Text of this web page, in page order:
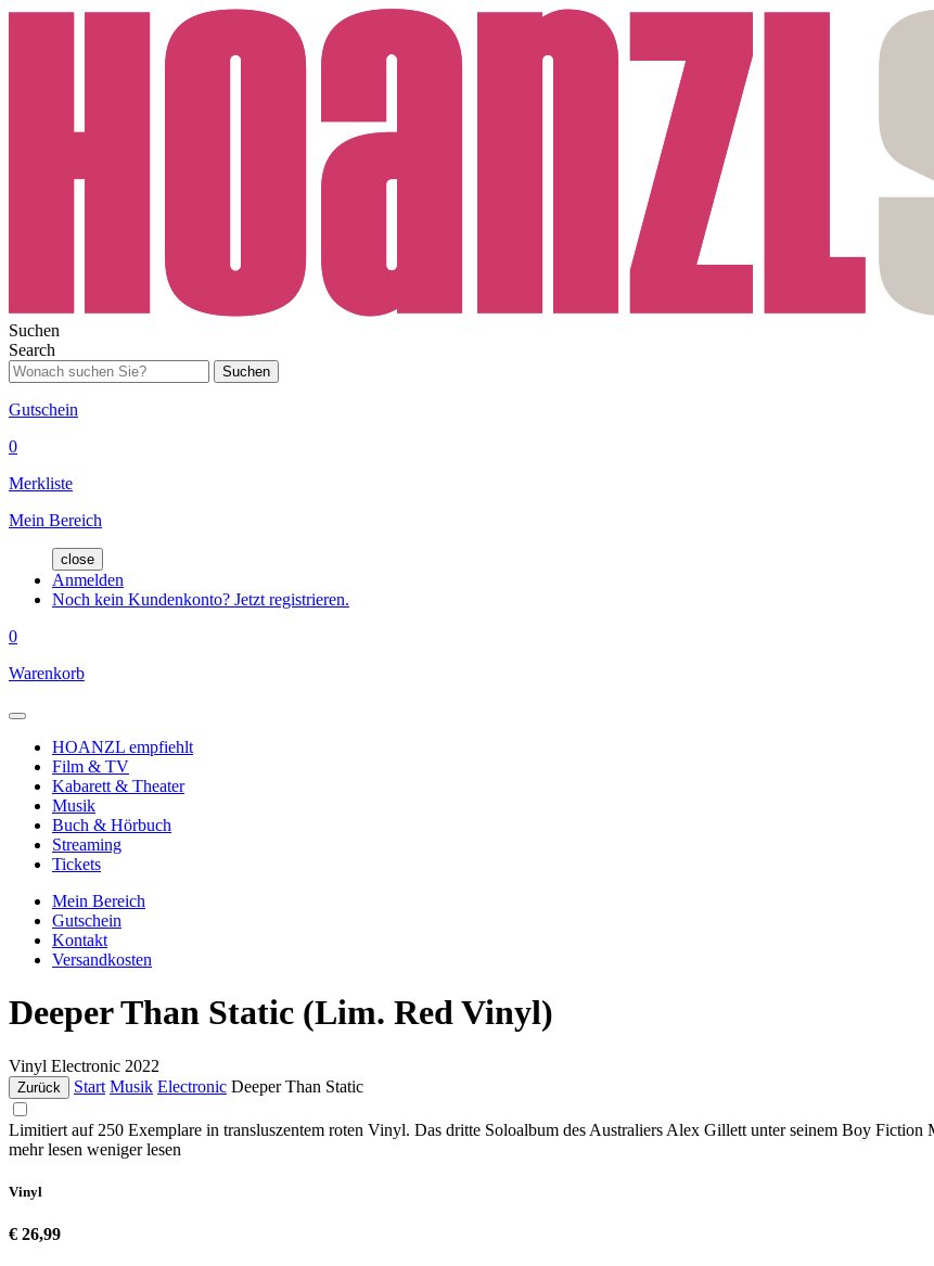
Suchen
Search
Suchen
Gutschein
0
Merkliste
Mein Bereich
close
Anmelden
Noch kein Kundenkonto? Jetzt registrieren.
0
Warenkorb
HOANZL empfiehlt
Film & TV
Kabarett & Theater
Musik
Buch & Hörbuch
Streaming
Tickets
Mein Bereich
Gutschein
Kontakt
Versandkosten
Deeper Than Static (Lim. Red Vinyl)
Vinyl Electronic 2022
Zurück Start Musik Electronic Deeper Than Static
Limitiert auf 250 Exemplare in transluszentem roten Vinyl. Das dritte Soloalbum des Australiers Alex Gillett unter seinem Boy
mehr lesen weniger lesen
Vinyl
€ 26,99